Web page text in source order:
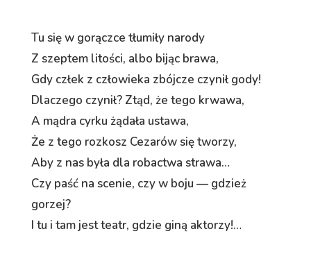
Tu się w gorączce tłumiły narody
Z szeptem litości, albo bijąc brawa,
Gdy człek z człowieka zbójcze czynił gody!
Dlaczego czynił? Ztąd, że tego krwawa,
A mądra cyrku żądała ustawa,
Że z tego rozkosz Cezarów się tworzy,
Aby z nas była dla robactwa strawa…
Czy paść na scenie, czy w boju — gdzież
gorzej?
I tu i tam jest teatr, gdzie giną aktorzy!…